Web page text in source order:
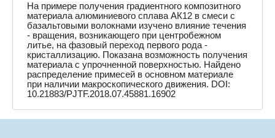
На примере получения градиентного композитного
материала алюминиевого сплава АК12 в смеси с
базальтовыми волокнами изучено влияние течения
- вращения, возникающего при центробежном
литье, на фазовый переход первого рода -
кристаллизацию. Показана возможность получения
материала с упрочненной поверхностью. Найдено
распределение примесей в основном материале
при наличии макроскопического движения. DOI:
10.21883/PJTF.2018.07.45881.16902